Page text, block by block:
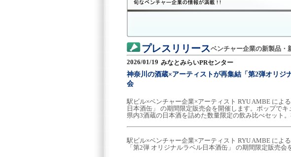
プレスリリースベンチャー企業の新製品・
2026/01/19 みなとみらいPRセンター
神奈川の酒蔵×アーティストが再集結「第2弾オリジ
会
駅ビル×ベンチャー企業×アーティスト RYU AMBE によ
日本酒缶」 の期間限定販売会を開催します。ポップで
県内3酒蔵の日本酒を詰めた数量限定の飲み比べセット
駅ビル×ベンチャー企業×アーティスト RYU AMBE によ
「第2弾 オリジナルラベル日本酒缶」 の期間限定販売会